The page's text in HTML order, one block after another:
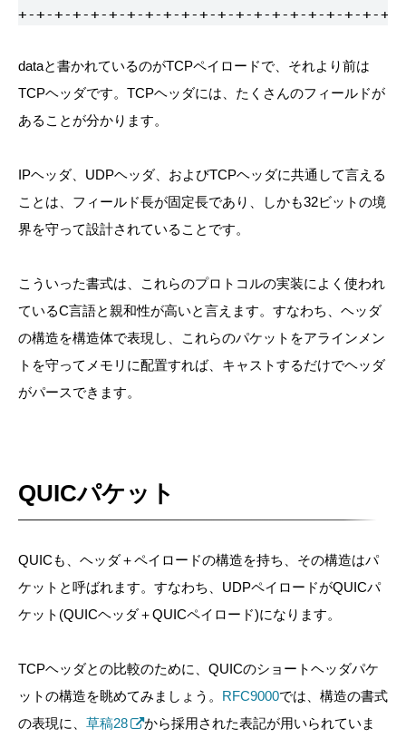
+-+-+-+-+-+-+-+-+-+-+-+-+-+-+-+-+-+-+-+-+-
dataと書かれているのがTCPペイロードで、それより前は
TCPヘッダです。TCPヘッダには、たくさんのフィールドが
あることが分かります。
IPヘッダ、UDPヘッダ、およびTCPヘッダに共通して言える
ことは、フィールド長が固定長であり、しかも32ビットの境
界を守って設計されていることです。
こういった書式は、これらのプロトコルの実装によく使われ
ているC言語と親和性が高いと言えます。すなわち、ヘッダ
の構造を構造体で表現し、これらのパケットをアラインメン
トを守ってメモリに配置すれば、キャストするだけでヘッダ
がパースできます。
QUICパケット
QUICも、ヘッダ＋ペイロードの構造を持ち、その構造はパ
ケットと呼ばれます。すなわち、UDPペイロードがQUICパ
ケット(QUICヘッダ＋QUICペイロード)になります。
TCPヘッダとの比較のために、QUICのショートヘッダパケ
ットの構造を眺めてみましょう。 RFC9000では、構造の書式
の表現に、 草稿28
から採用された表記が用いられていま